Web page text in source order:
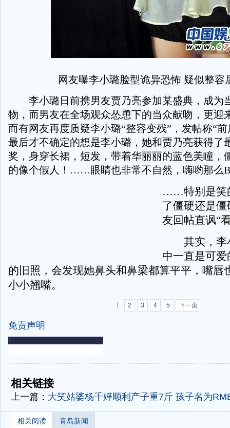
网友曝李小璐脸型诡异恐怖 疑似整容
李小璐日前携男友贾乃亮参加某盛典，成为
物，而男友在全场观众怂恿下的当众献吻，更迎
而有网友再度质疑李小璐“整容变残”，发帖称“
最后才不确定的想是李小璐，她和贾乃亮获得了
奖，身穿长裙，短发，带着华丽丽的蓝色美瞳，
的像个假人！……眼睛也非常不自然，嗨哟那么
……特别是笑
了僵硬还是
友回帖直讽“
其实，李
中一直是可
的旧照，会发现她鼻头和鼻梁都算平平，嘴唇
小小翘嘴。
1 2 3 4 5 下一页
免责声明
-
相关链接
上一篇： 大笑姑婆杨千嬅顺利产子重7斤 孩子名为
相关阅读 青岛新闻